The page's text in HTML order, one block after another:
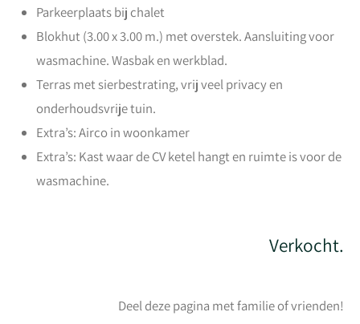
Parkeerplaats bij chalet
Blokhut (3.00 x 3.00 m.) met overstek. Aansluiting voor
wasmachine. Wasbak en werkblad.
Terras met sierbestrating, vrij veel privacy en
onderhoudsvrije tuin.
Extra’s: Airco in woonkamer
Extra’s: Kast waar de CV ketel hangt en ruimte is voor de
wasmachine.
Verkocht.
Deel deze pagina met familie of vrienden!